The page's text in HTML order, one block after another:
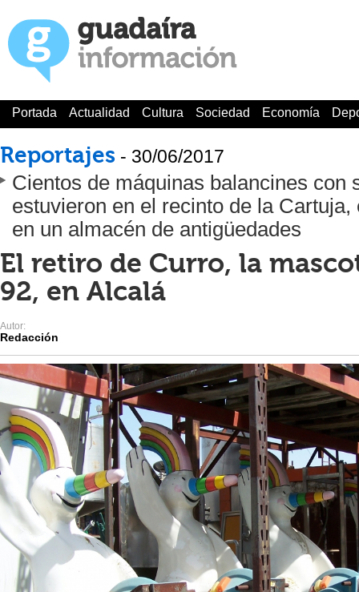
Portada Actualidad Cultura Sociedad Economía
Reportajes - 30/06/2017
Cientos de máquinas balancines con
estuvieron en el recinto de la Cartuja,
en un almacén de antigüedades
El retiro de Curro, la
92, en Alcalá
Autor:
Redacción